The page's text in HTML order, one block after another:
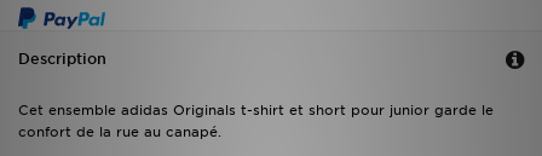
Description
Cet ensemble adidas Originals t-shirt et short pour junior garde le
confort de la rue au canapé.